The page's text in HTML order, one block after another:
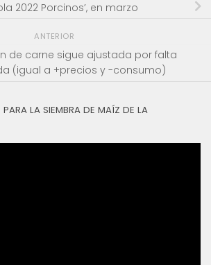
2022 Porcinos’, en marzo
ANTERIOR
de carne sigue ajustada por falta
(igual a +precios y -consumo)
LA SIEMBRA DE MAÍZ DE LA